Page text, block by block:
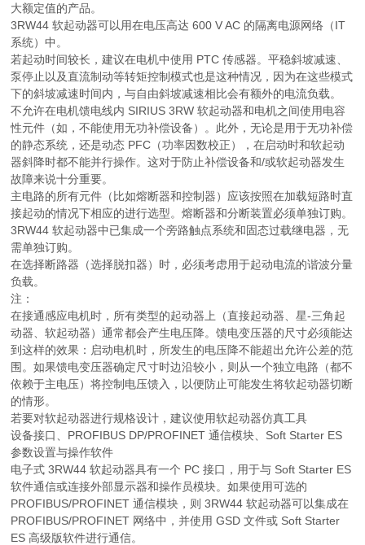
大额定值的产品。
3RW44 软起动器可以用在电压高达 600 V AC 的隔离电源网络（IT
系统）中。
若起动时间较长，建议在电机中使用 PTC 传感器。平稳斜坡减速、
泵停止以及直流制动等转矩控制模式也是这种情况，因为在这些模式
下的斜坡减速时间内，与自由斜坡减速相比会有额外的电流负载。
不允许在电机馈电线内 SIRIUS 3RW 软起动器和电机之间使用电容
性元件（如，不能使用无功补偿设备）。此外，无论是用于无功补偿
的静态系统，还是动态 PFC（功率因数校正），在启动时和软起动
器斜降时都不能并行操作。这对于防止补偿设备和/或软起动器发生
故障来说十分重要。
主电路的所有元件（比如熔断器和控制器）应该按照在加载短路时直
接起动的情况下相应的进行选型。熔断器和分断装置必须单独订购。
3RW44 软起动器中已集成一个旁路触点系统和固态过载继电器，无
需单独订购。
在选择断路器（选择脱扣器）时，必须考虑用于起动电流的谐波分量
负载。
注：
在接通感应电机时，所有类型的起动器上（直接起动器、星-三角起
动器、软起动器）通常都会产生电压降。馈电变压器的尺寸必须能达
到这样的效果：启动电机时，所发生的电压降不能超出允许公差的范
围。如果馈电变压器确定尺寸时边沿较小，则从一个独立电路（都不
依赖于主电压）将控制电压馈入，以便防止可能发生将软起动器切断
的情形。
若要对软起动器进行规格设计，建议使用软起动器仿真工具
设备接口、PROFIBUS DP/PROFINET 通信模块、Soft Starter ES
参数设置与操作软件
电子式 3RW44 软起动器具有一个 PC 接口，用于与 Soft Starter ES
软件通信或连接外部显示器和操作员模块。如果使用可选的
PROFIBUS/PROFINET 通信模块，则 3RW44 软起动器可以集成在
PROFIBUS/PROFINET 网络中，并使用 GSD 文件或 Soft Starter
ES 高级版软件进行通信。